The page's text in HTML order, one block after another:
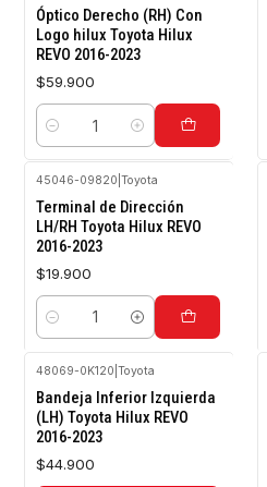
Óptico Derecho (RH) Con
Logo hilux Toyota Hilux
REVO 2016-2023
$59.900
Cantidad
45046-09820 Toyota
Terminal de Dirección
LH/RH Toyota Hilux REVO
2016-2023
$19.900
Cantidad
48069-0K120 Toyota
Bandeja Inferior Izquierda
(LH) Toyota Hilux REVO
2016-2023
$44.900